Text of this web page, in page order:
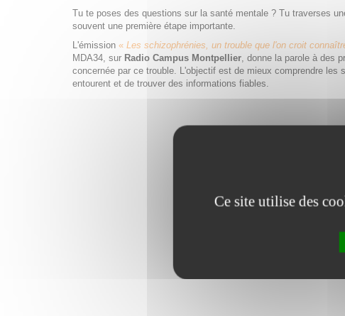
Tu te poses des questions sur la santé mentale ? Tu traverses
souvent une première étape importante.
L'émission « Les schizophrénies, un trouble que l'on croit
MDA34, sur Radio Campus Montpellier, donne la parole à des
concernée par ce trouble. L'objectif est de mieux comprendre
entourent et de trouver des informations fiables.
Ce site utilise des